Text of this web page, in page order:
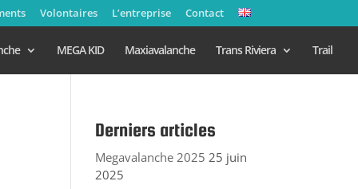
Volontaires L’entreprise Contact
MEGA KID Maxiavalanche Trans Riviera Trail
Derniers articles
Megavalanche 2025 25 juin
2025